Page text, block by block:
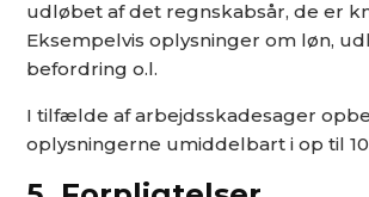
udløbet af det regnskabsår, de er
Eksempelvis oplysninger om løn,
befordring o.l.
I tilfælde af arbejdsskadesager
oplysningerne umiddelbart i op til 10